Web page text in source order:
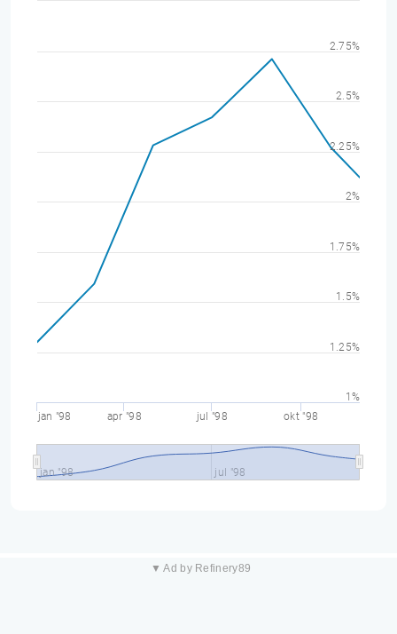
jan "98 apr "98 jul "98 okt "98
jan "98 jul "98
1%
1.25%
1.5%
1.75%
2%
2.25%
2.5%
2.75%
▼ Ad by Refinery89